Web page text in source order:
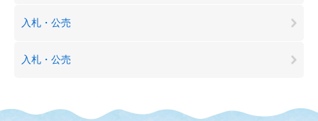
入札・公売
入札・公売